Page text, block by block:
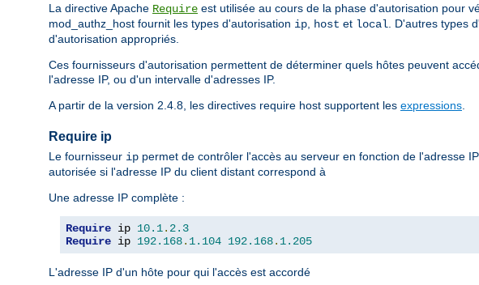
La directive Apache Require est utilisée au cours de la phase d'autorisation pour
mod_authz_host fournit les types d'autorisation ip host et local . D'autres types
d'autorisation appropriés.
Ces fournisseurs d'autorisation permettent de déterminer quels hôtes peuvent
l'adresse IP, ou d'un intervalle d'adresses IP.
A partir de la version 2.4.8, les directives require host supportent les expressions
Require ip
Le fournisseur ip permet de contrôler l'accès au serveur en fonction de l'adresse
autorisée si l'adresse IP du client distant correspond à
Une adresse IP complète :
Require ip 10.1. 2.3
Require ip 192.168. 1.104 192.168. 1.205
L'adresse IP d'un hôte pour qui l'accès est accordé